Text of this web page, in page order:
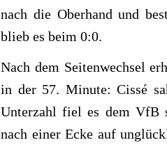
nach die Oberhand und
blieb es beim 0:0.
Nach dem Seitenwechsel
in der 57. Minute: Cissé
Unterzahl fiel es dem VfB
nach einer Ecke auf